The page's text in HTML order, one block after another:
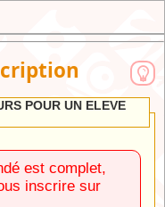
de Cirque du
Brabant Wallon
POUR UN ELEVE
est complet,
inscrire sur